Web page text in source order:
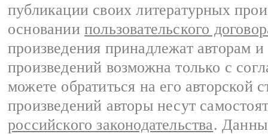
публикации своих литературных
основании пользовательского
произведения принадлежат авторам
произведений возможна только с
можете обратиться на его авторской
произведений авторы несут
российского законодательства.